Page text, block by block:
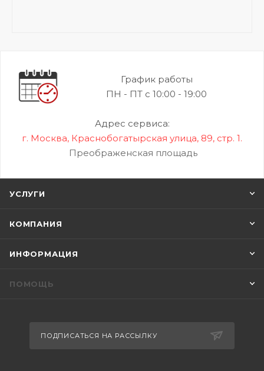
График работы
ПН - ПТ с 10:00 - 19:00
Адрес сервиса:
г. Москва, Краснобогатырская улица, 89, стр. 1.
Преображенская площадь
УСЛУГИ
КОМПАНИЯ
ИНФОРМАЦИЯ
ПОМОЩЬ
ПОДПИСАТЬСЯ НА РАССЫЛКУ